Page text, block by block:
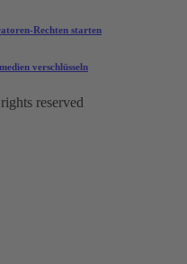
Rechten starten
verschlüsseln
reserved